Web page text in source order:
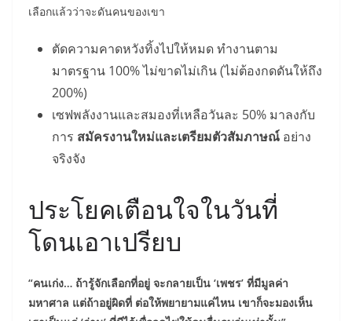
เลือกแล้วว่าจะดันคนของเขา
ตัดความคาดหวังทิ้งไปให้หมด ทำงานตาม
มาตรฐาน 100% ไม่ขาดไม่เกิน (ไม่ต้องกดดันให้ถึง
200%)
เซฟพลังงานและสมองที่เหลือวันละ 50% มาลงกับ
การ สมัครงานใหม่และเตรียมตัวสัมภาษณ์ อย่าง
จริงจัง
ประโยคเตือนใจในวันที่
โดนเอาเปรียบ
“คนเก่ง… ถ้ารู้จักเลือกที่อยู่ จะกลายเป็น ‘เพชร’ ที่มีมูลค่า
มหาศาล แต่ถ้าอยู่ผิดที่ ต่อให้พยายามแค่ไหน เขาก็จะมองเห็น